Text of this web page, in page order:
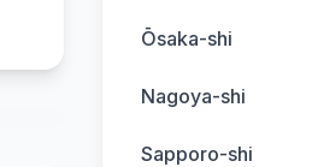
Ōsaka-shi
Nagoya-shi
Sapporo-shi